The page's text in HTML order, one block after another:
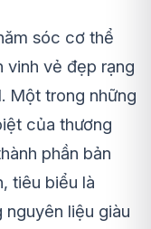
sóc cơ thể
vinh vẻ đẹp rạng
Một trong những
của thương
phần bản
tiêu biểu là
nguyên liệu giàu